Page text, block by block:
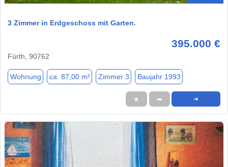
3 Zimmer in Erdgeschoss mit Garten.
395.000 €
Fürth, 90762
Wohnung ca. 87,00 m² Zimmer 3 Baujahr 1993
★ ➦ ➜